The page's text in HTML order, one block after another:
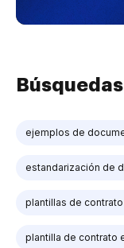
ejemplos de
estandarización de
plantillas de
plantilla de contrato